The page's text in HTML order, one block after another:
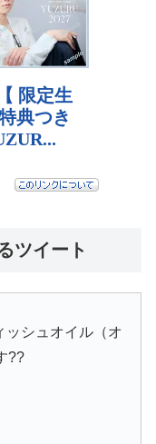
ツイート
ッシュオイル（オ
??